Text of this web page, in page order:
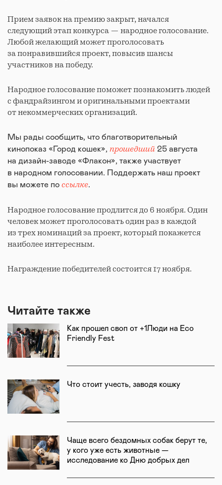
Прием заявок на премию закрыт, начался
следующий этап конкурса — народное голосование.
Любой желающий может проголосовать
за понравившийся проект, повысив шансы
участников на победу.
Народное голосование поможет познакомить людей
с фандрайзингом и оригинальными проектами
от некоммерческих организаций.
Мы рады сообщить, что благотворительный
кинопоказ «Город кошек», прошедший 25 августа
на дизайн-заводе «Флакон», также участвует
в народном голосовании. Поддержать наш проект
вы можете по ссылке.
Народное голосование продлится до 6 ноября. Один
человек может проголосовать один раз в каждой
из трех номинаций за проект, который покажется
наиболее интересным.
Награждение победителей состоится 17 ноября.
Читайте также
Как прошел своп от +1Люди на Eco
Friendly Fest
Что стоит учесть, заводя кошку
Чаще всего бездомных собак берут те,
у кого уже есть животные —
исследование ко Дню добрых дел